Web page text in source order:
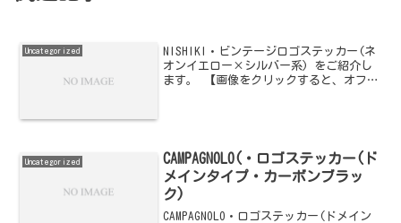
Uncategorized
NISHIKI・ビンテージロゴステッカー(ネ
オンイエロー×シルバー系) をご紹介し
ます。 【画像をクリックすると、オフィ
Uncategorized
CAMPAGNOLO(・ロゴステッカー(ド
メインタイプ・カーボンブラッ
ク)
CAMPAGNOLO・ロゴステッカー(ドメイン